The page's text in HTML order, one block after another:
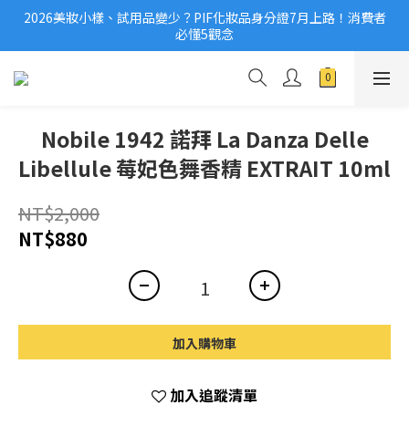
2026美妝小樣、試用品變少？PIF化妝品身分證7月上路！消費者
必懂5觀念
必懂5觀念
滿$1,000免運費/滿$3,000享分期0利率
美妝機會？
2026美妝小樣、試用品變少？PIF化妝品身分證7月上路！消費者
必懂5觀念
Nobile 1942 諾拜 La Danza Delle
Libellule 莓妃色舞香精 EXTRAIT 10ml
NT$2,000
NT$880
加入購物車
加入追蹤清單